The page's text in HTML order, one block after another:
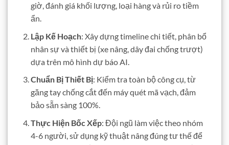
giờ, đánh giá khối lượng, loại hàng và rủi ro tiềm
ẩn.
Lập Kế Hoạch: Xây dựng timeline chi tiết, phân bổ
nhân sự và thiết bị (xe nâng, dây đai chống trượt)
dựa trên mô hình dự báo AI.
Chuẩn Bị Thiết Bị: Kiểm tra toàn bộ công cụ, từ
găng tay chống cắt đến máy quét mã vạch, đảm
bảo sẵn sàng 100%.
Thực Hiện Bốc Xếp: Đội ngũ làm việc theo nhóm
4-6 người, sử dụng kỹ thuật nâng đúng tư thế để